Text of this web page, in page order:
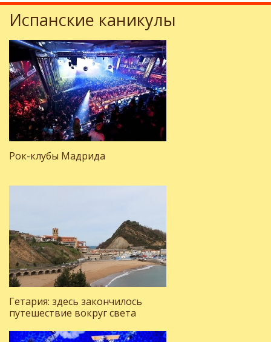
Испанские каникулы
Рок-клубы Мадрида
Гетария: здесь закончилось
путешествие вокруг света